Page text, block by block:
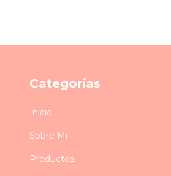
Categorías
Inicio
Sobre Mi
Productos